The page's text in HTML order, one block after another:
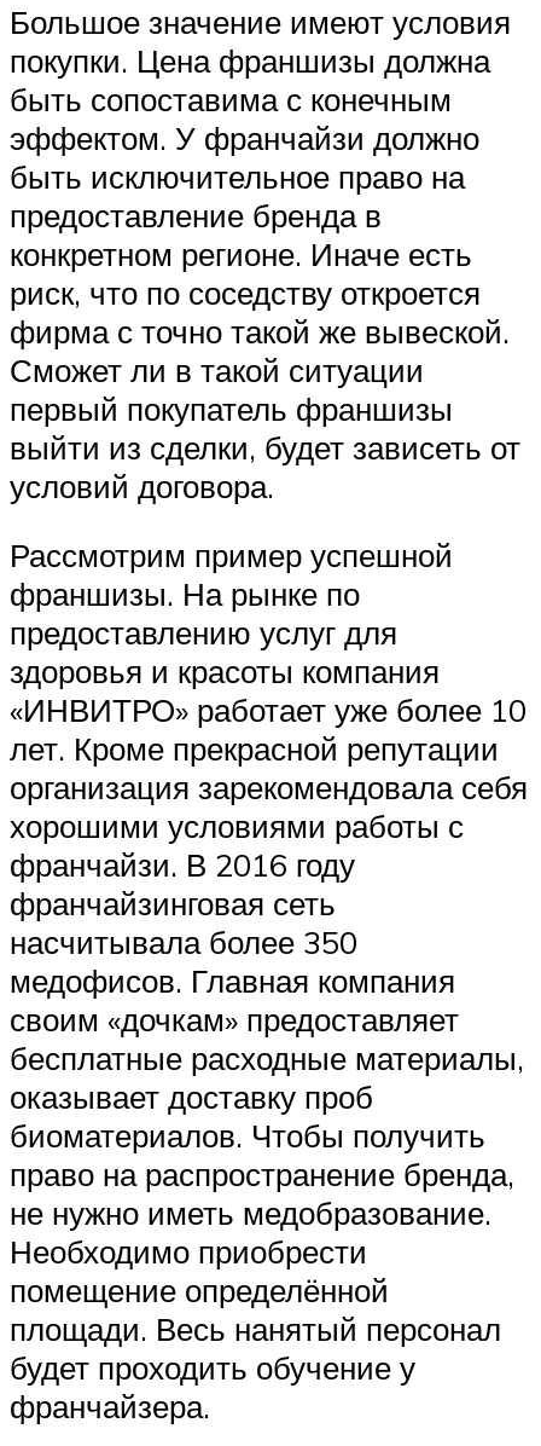
Большое значение имеют условия
покупки. Цена франшизы должна
быть сопоставима с конечным
эффектом. У франчайзи должно
быть исключительное право на
предоставление бренда в
конкретном регионе. Иначе есть
риск, что по соседству откроется
фирма с точно такой же вывеской.
Сможет ли в такой ситуации
первый покупатель франшизы
выйти из сделки, будет зависеть от
условий договора.
Рассмотрим пример успешной
франшизы. На рынке по
предоставлению услуг для
здоровья и красоты компания
«ИНВИТРО» работает уже более 10
лет. Кроме прекрасной репутации
организация зарекомендовала себя
хорошими условиями работы с
франчайзи. В 2016 году
франчайзинговая сеть
насчитывала более 350
медофисов. Главная компания
своим «дочкам» предоставляет
бесплатные расходные материалы,
оказывает доставку проб
биоматериалов. Чтобы получить
право на распространение бренда,
не нужно иметь медобразование.
Необходимо приобрести
помещение определённой
площади. Весь нанятый персонал
будет проходить обучение у
франчайзера.